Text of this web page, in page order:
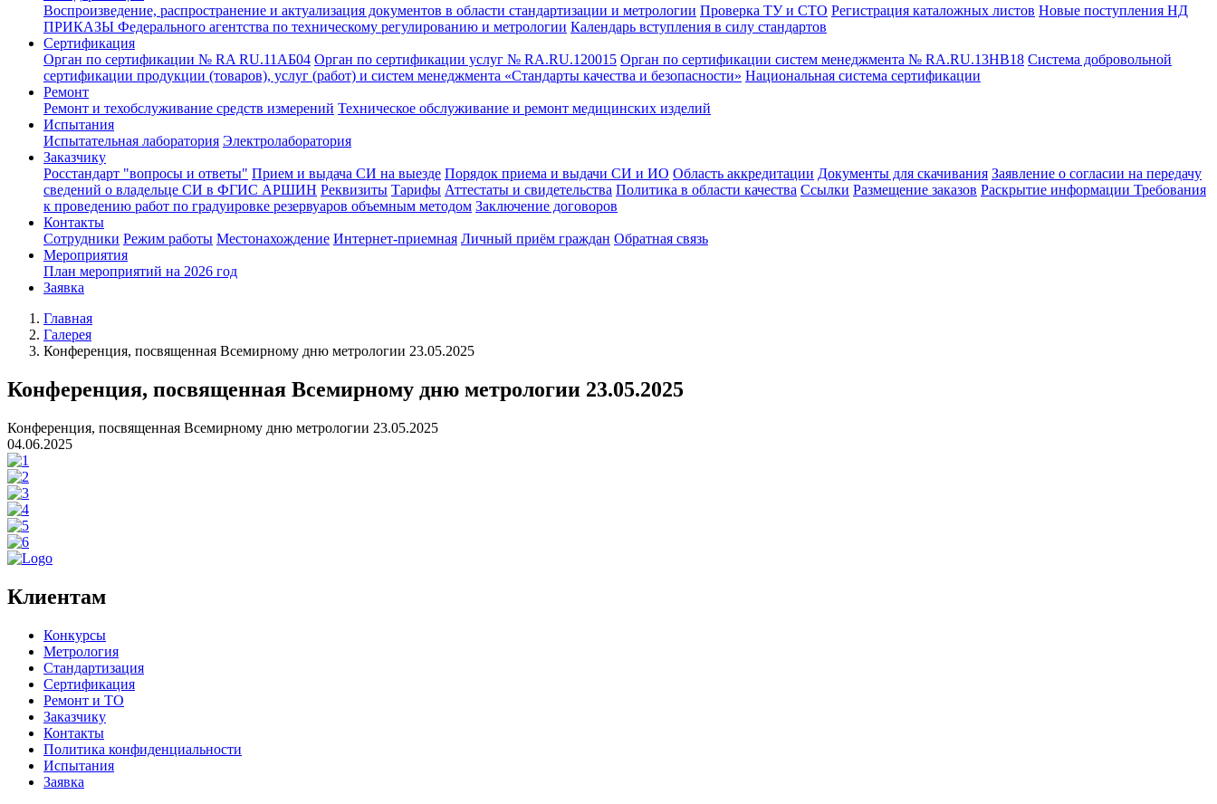
Воспроизведение, распространение и актуализация документов в области стандартизации и метрологии Проверка ТУ и СТО Регистрация каталожных листов Новые поступления НД
ПРИКАЗЫ Федерального агентства по техническому регулированию и метрологии Календарь вступления в силу стандартов
Сертификация
Орган по сертификации № RA RU.11АБ04 Орган по сертификации услуг № RA.RU.120015 Орган по сертификации систем менеджмента № RA.RU.13HB18 Система добровольной
сертификации продукции (товаров), услуг (работ) и систем менеджмента «Стандарты качества и безопасности» Национальная система сертификации
Ремонт
Ремонт и техобслуживание средств измерений Техническое обслуживание и ремонт медицинских изделий
Испытания
Испытательная лаборатория Электролаборатория
Заказчику
Росстандарт "вопросы и ответы" Прием и выдача СИ на выезде Порядок приема и выдачи СИ и ИО Область аккредитации Документы для скачивания Заявление о согласии на передачу
сведений о владельце СИ в ФГИС АРШИН Реквизиты Тарифы Аттестаты и свидетельства Политика в области качества Ссылки Размещение заказов Раскрытие информации Требования
к проведению работ по градуировке резервуаров объемным методом Заключение договоров
Контакты
Сотрудники Режим работы Местонахождение Интернет-приемная Личный приём граждан Обратная связь
Мероприятия
План мероприятий на 2026 год
Заявка
Главная
Галерея
Конференция, посвященная Всемирному дню метрологии 23.05.2025
Конференция, посвященная Всемирному дню метрологии 23.05.2025
Конференция, посвященная Всемирному дню метрологии 23.05.2025
04.06.2025
Клиентам
Конкурсы
Метрология
Стандартизация
Сертификация
Ремонт и ТО
Заказчику
Контакты
Политика конфиденциальности
Испытания
Заявка